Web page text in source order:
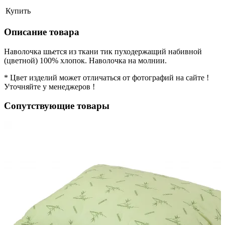
Купить
Описание товара
Наволочка шьется из ткани тик пуходержащий набивной
(цветной) 100% хлопок. Наволочка на молнии.
* Цвет изделий может отличаться от фотографий на сайте !
Уточняйте у менеджеров !
Сопутствующие товары